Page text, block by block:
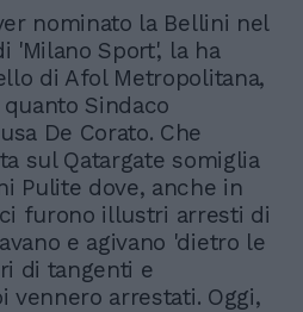
nominato la Bellini nel
'Milano Sport', la ha
di Afol Metropolitana,
Sindaco
De Corato. Che
sul Qatargate somiglia
Pulite dove, anche in
furono illustri arresti di
e agivano 'dietro le
di tangenti e
vennero arrestati. Oggi,